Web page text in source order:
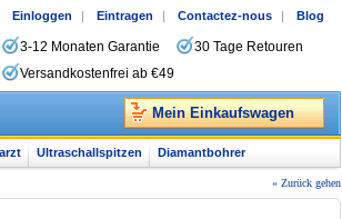
Einloggen | Eintragen | Contactez-nous | Blog
3-12 Monaten Garantie
30 Tage Retouren
Versandkostenfrei ab €49
Mein Einkaufswagen
Ultraschallspitzen Diamantbohrer
« Zurück gehen